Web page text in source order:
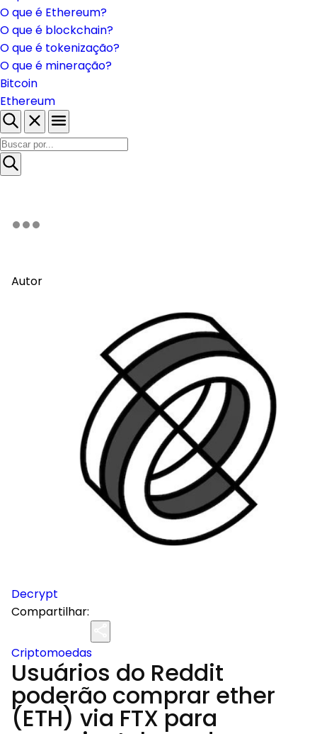
O que é Ethereum?
O que é blockchain?
O que é tokenização?
O que é mineração?
Bitcoin
Ethereum
Autor
Decrypt
Compartilhar:
Criptomoedas
Usuários do Reddit
poderão comprar ether
(ETH) via FTX para